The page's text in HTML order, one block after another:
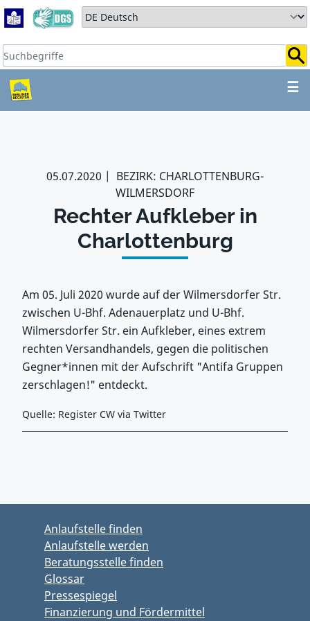
Zum Hauptbereich springen
Zum Hauptmenü springen
Sprache auswählen:
Suchbegriffe:
☰
ZUM HAUPTBEREICH
05.07.2020
BEZIRK: CHARLOTTENBURG-
WILMERSDORF
Rechter Aufkleber in
Charlottenburg
Am 05. Juli 2020 wurde auf der Wilmersdorfer Str.
zwischen U-Bhf. Adenauerplatz und U-Bhf.
Wilmersdorfer Str. ein Aufkleber, eines extrem
rechten Versandhandels, gegen die politischen
Gegner*innen mit der Aufschrift "Antifa Gruppen
zerschlagen!" entdeckt.
Quelle: Register CW via Twitter
Anlaufstelle finden
Anlaufstelle werden
Beratungsstelle finden
Glossar
Pressespiegel
Finanzierung und Fördermittel